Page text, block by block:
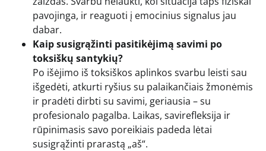
pavojinga, ir reaguoti į emocinius signalus jau
dabar.
Kaip susigrąžinti pasitikėjimą savimi po
toksiškų santykių?
Po išėjimo iš toksiškos aplinkos svarbu leisti sau
išgedėti, atkurti ryšius su palaikančiais žmonėmis
ir pradėti dirbti su savimi, geriausia – su
profesionalo pagalba. Laikas, savirefleksija ir
rūpinimasis savo poreikiais padeda lėtai
susigrąžinti prarastą „aš“.